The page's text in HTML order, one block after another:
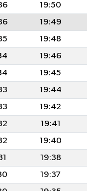
19:50
19:49
19:48
19:46
19:45
19:44
19:42
19:41
19:40
19:38
19:37